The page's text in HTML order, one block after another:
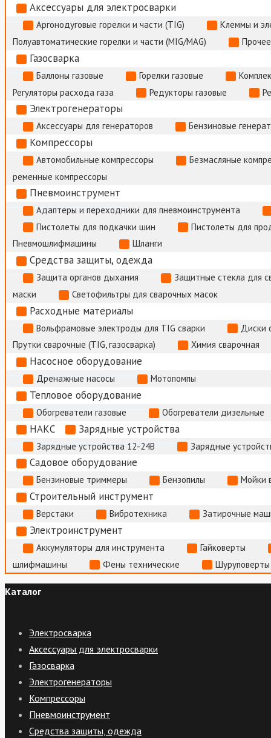
Аксессуары для электросварки
Аргонодуговые горелки и части (TIG)
Клеммы и
Полуавтоматические горелки и части (MIG/MAG)
Газосварка
Баллоны газовые Горелки газовые
Регуляторы расхода газа
Редукторы газовые
Электрогенераторы
Аксессуары для генераторов Бензиновые
Компрессоры
Автомобильные компрессоры
Безмасляные
ременные компрессоры
Пневмоинструмент
Адаптеры и переходники для пневмоинструмента
Пистолеты для подкачки шин
Пистолеты для
Пневмошлифмашины
Шланги
Средства защиты, одежда
Защита органов дыхания
Защитные стекла для
маски
Светофильтры для сварочных масок
Расходные материалы
Вольфрамовые электроды для TIG сварки
Диски
Прутки сварочные (TIG, газосварка)
Химия сварочная
Насосное оборудование
Дренажные насосы Мотопомпы
Тепловое оборудование
Обогреватели газовые Обогреватели дизельные
НАКС Зарядные устройства
Зарядные устройства 12-24В Зарядные
Садовое оборудование
Бензиновые триммеры Бензопилы Мойки
Строительный инструмент
Верстаки Вибротехника Затирочные
Электроинструмент
Аккумуляторы для инструмента
Гайковерты
шлифмашины
Фены технические
Каталог
Электросварка
Аксессуары для электросварки
Газосварка
Электрогенераторы
Компрессоры
Пневмоинструмент
Средства защиты, одежда